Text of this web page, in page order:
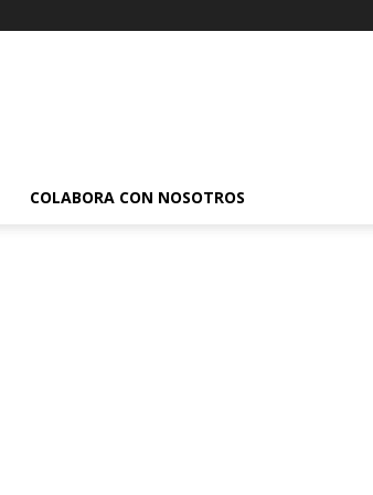
COLABORA CON NOSOTROS